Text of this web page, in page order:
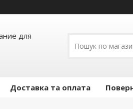
для
Доставка та оплата